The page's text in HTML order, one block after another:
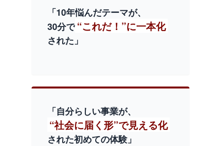
「10年悩んだテーマが、
30分で“これだ！”に一本化
された」
「自分らしい事業が、
“社会に届く形”で見える化
された初めての体験」